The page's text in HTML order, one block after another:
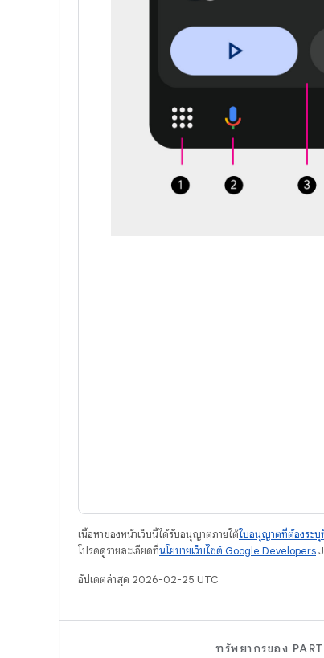
เนื้อหาของหน้าเว็บนี้ได้รับอนุญาตภายใต้ใบอนุญาตที่ต้องระ
โปรดดูรายละเอียดที่นโยบายเว็บไซต์ Google Developers
อัปเดตล่าสุด 2026-02-25 UTC
ทรัพยากรของ